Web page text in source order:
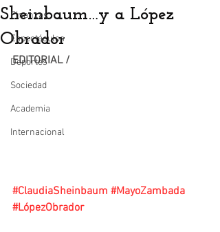
Finanzas
Espectáculos
Deportes
Sociedad
Academia
Internacional
Sheinbaum…y a López
Obrador
EDITORIAL /
#ClaudiaSheinbaum #MayoZambada
#LópezObrador